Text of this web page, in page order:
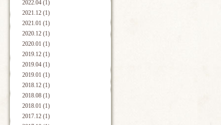
2022.04 (1)
2021.12 (1)
2021.01 (1)
2020.12 (1)
2020.01 (1)
2019.12 (1)
2019.04 (1)
2019.01 (1)
2018.12 (1)
2018.08 (1)
2018.01 (1)
2017.12 (1)